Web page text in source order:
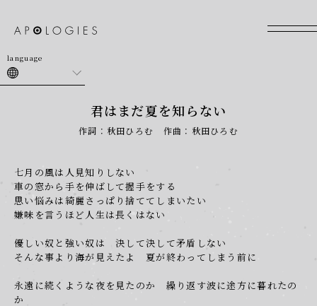
君はまだ夏を知らない
作詞：秋田ひろむ 作曲：秋田ひろむ
七月の風は人見知りしない
車の窓から手を伸ばして握手をする
思い悩みは綺麗さっぱり捨ててしまいたい
嫌味を言うほど人生は長くはない
優しい奴と強い奴は 決して決して矛盾しない
そんな事より海が見えたよ 夏が終わってしまう前に
永遠に続くような夜を見たのか 繰り返す波に途方に暮れたの
か